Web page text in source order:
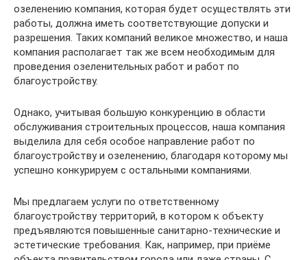
озеленению компания, которая будет осуществлять эти
работы, должна иметь соответствующие допуски и
разрешения. Таких компаний великое множество, и наша
компания располагает так же всем необходимым для
проведения озеленительных работ и работ по
благоустройству.
Однако, учитывая большую конкуренцию в области
обслуживания строительных процессов, наша компания
выделила для себя особое направление работ по
благоустройству и озеленению, благодаря которому мы
успешно конкурируем с остальными компаниями.
Мы предлагаем услуги по ответственному
благоустройству территорий, в котором к объекту
предъявляются повышенные санитарно-технические и
эстетические требования. Как, например, при приёме